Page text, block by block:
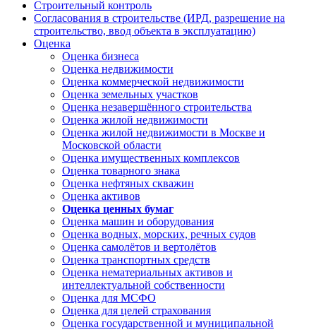
Строительный контроль
Согласования в строительстве (ИРД, разрешение на
строительство, ввод объекта в эксплуатацию)
Оценка
Оценка бизнеса
Оценка недвижимости
Оценка коммерческой недвижимости
Оценка земельных участков
Оценка незавершённого строительства
Оценка жилой недвижимости
Оценка жилой недвижимости в Москве и
Московской области
Оценка имущественных комплексов
Оценка товарного знака
Оценка нефтяных скважин
Оценка активов
Оценка ценных бумаг
Оценка машин и оборудования
Оценка водных, морских, речных судов
Оценка самолётов и вертолётов
Оценка транспортных средств
Оценка нематериальных активов и
интеллектуальной собственности
Оценка для МСФО
Оценка для целей страхования
Оценка государственной и муниципальной